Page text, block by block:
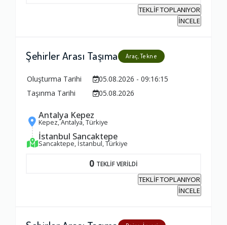
TEKLİF TOPLANIYOR
İNCELE
Şehirler Arası Taşıma Araç, Tekne
Oluşturma Tarihi
05.08.2026 - 09:16:15
Taşınma Tarihi
05.08.2026
Antalya Kepez
Kepez, Antalya, Türkiye
İstanbul Sancaktepe
Sancaktepe, İstanbul, Türkiye
0 TEKLİF VERİLDİ
TEKLİF TOPLANIYOR
İNCELE
Firma ile İletişim
Zamanlama
1.0
1.0